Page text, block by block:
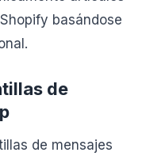
basándose
de
de mensajes